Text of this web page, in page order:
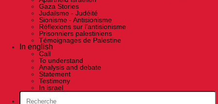
Gaza Stories
Judaïsme - Judéité
Sionisme - Antisionisme
Réflexions sur l’antisionisme
Prisonniers palestiniens
Témoignages de Palestine
In english
Call
To understand
Analysis and debate
Statement
Testimony
In israel